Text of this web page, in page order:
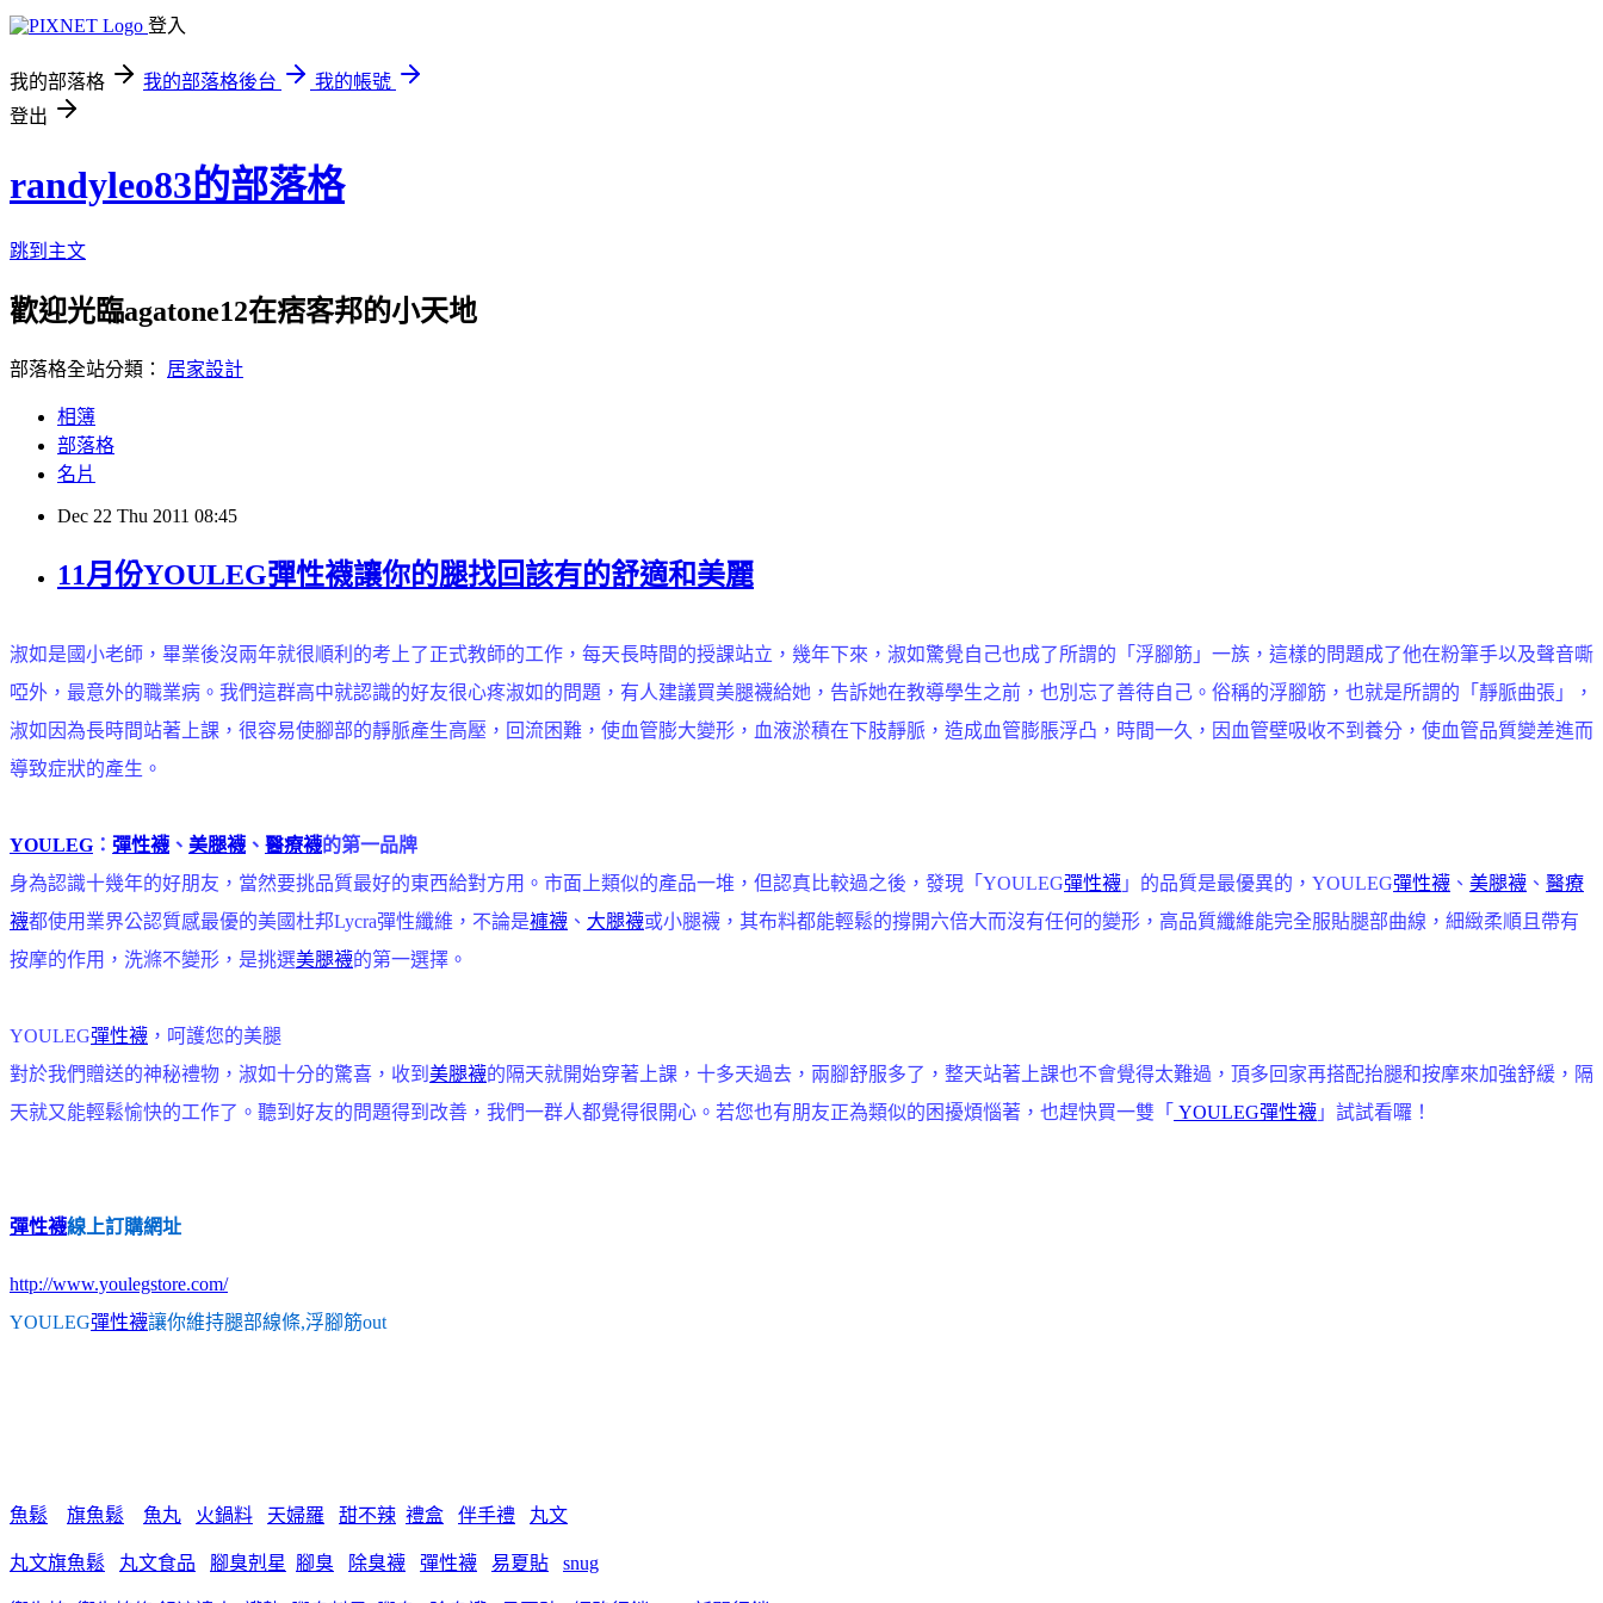
登入
我的部落格 我的部落格後台
我的帳號
登出
randyleo83的部落格
跳到主文
歡迎光臨agatone12在痞客邦的小天地
部落格全站分類： 居家設計
相簿
部落格
名片
Dec 22 Thu 2011 08:45
11月份YOULEG彈性襪讓你的腿找回該有的舒適和美麗
淑如是國小老師，畢業後沒兩年就很順利的考上了正式教師的工作，每天長時間的授課站立，幾年下來，淑如驚覺自己也成了所謂的「浮腳筋」一族，這樣的問題成了他在粉筆手以及聲音嘶
啞外，最意外的職業病。我們這群高中就認識的好友很心疼淑如的問題，有人建議買美腿襪給她，告訴她在教導學生之前，也別忘了善待自己。俗稱的浮腳筋，也就是所謂的「靜脈曲張」，
淑如因為長時間站著上課，很容易使腳部的靜脈產生高壓，回流困難，使血管膨大變形，血液淤積在下肢靜脈，造成血管膨脹浮凸，時間一久，因血管壁吸收不到養分，使血管品質變差進而
導致症狀的產生。
YOULEG ： 彈性襪 、 美腿襪 、 醫療襪的第一品牌
身為認識十幾年的好朋友，當然要挑品質最好的東西給對方用。市面上類似的產品一堆，但認真比較過之後，發現「YOULEG彈性襪 」的品質是最優異的，YOULEG彈性襪 、 美腿襪 、 醫療
襪都使用業界公認質感最優的美國杜邦Lycra彈性纖維，不論是褲襪 、 大腿襪或小腿襪，其布料都能輕鬆的撐開六倍大而沒有任何的變形，高品質纖維能完全服貼腿部曲線，細緻柔順且帶有
按摩的作用，洗滌不變形，是挑選美腿襪的第一選擇。
YOULEG彈性襪 ，呵護您的美腿
對於我們贈送的神秘禮物，淑如十分的驚喜，收到 美腿襪的隔天就開始穿著上課，十多天過去，兩腳舒服多了，整天站著上課也不會覺得太難過，頂多回家再搭配抬腿和按摩來加強舒緩，隔
天就又能輕鬆愉快的工作了。聽到好友的問題得到改善，我們一群人都覺得很開心。若您也有朋友正為類似的困擾煩惱著，也趕快買一雙「 YOULEG彈性襪 」試試看囉！
彈性襪線上訂購網址
http://www.youlegstore.com/
YOULEG彈性襪讓你維持腿部線條,浮腳筋out
魚鬆 旗魚鬆 魚丸 火鍋料 天婦羅 甜不辣 禮盒 伴手禮 丸文
丸文旗魚鬆 丸文食品 腳臭剋星 腳臭 除臭襪 彈性襪 易夏貼 snug